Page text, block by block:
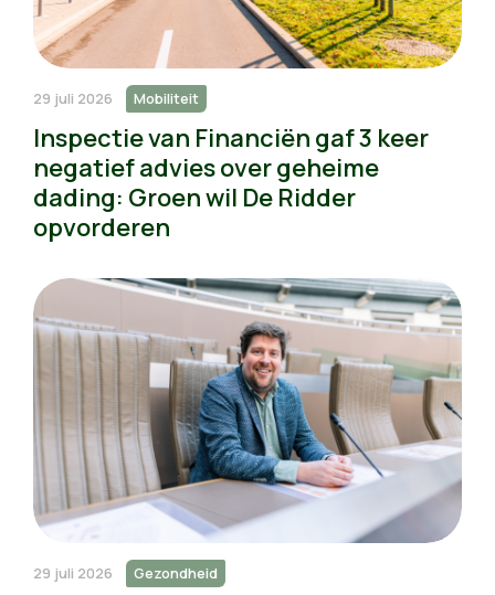
29 juli 2026 Mobiliteit
Inspectie van Financiën gaf 3 keer
negatief advies over geheime
dading: Groen wil De Ridder
opvorderen
29 juli 2026 Gezondheid